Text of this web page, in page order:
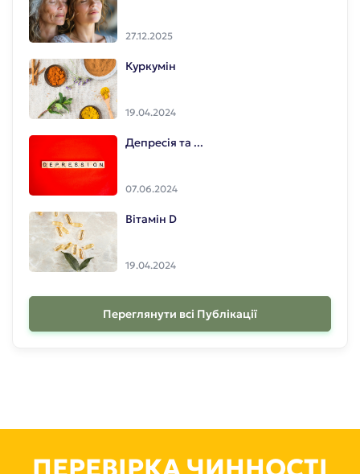
27.12.2025
Куркумін
19.04.2024
Депресія та ...
07.06.2024
Вітамін D
19.04.2024
Переглянути всі Публікації